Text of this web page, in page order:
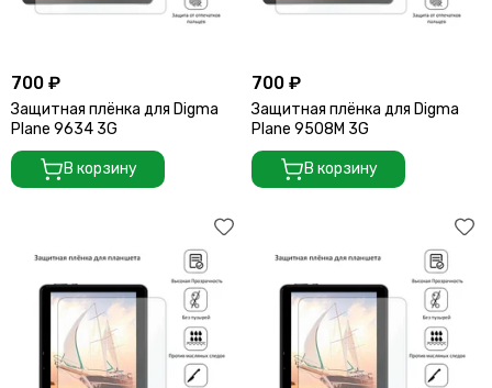
Защитные пленки для планшетов Prestigio
Защитные пленки для планшетов Texet
Защитные пленки для планшетов Tesla
Защитные пленки для планшетов Turbopad
Защитные пленки для планшетов Vertex, Navitel, Clempad,
700 ₽
Защитная плёнка для Digma
Plane 9634 3G
В корзину
700 ₽
Защитная плёнка для Digma
Plane 9508M 3G
В корзину